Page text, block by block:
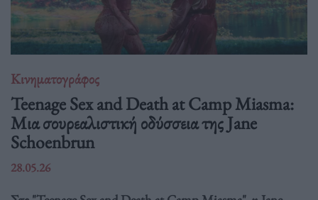
Κινηματογράφος
Teenage Sex and Death at Camp Miasma:
Μια σουρεαλιστική οδύσσεια της Jane
Schoenbrun
28.05.26